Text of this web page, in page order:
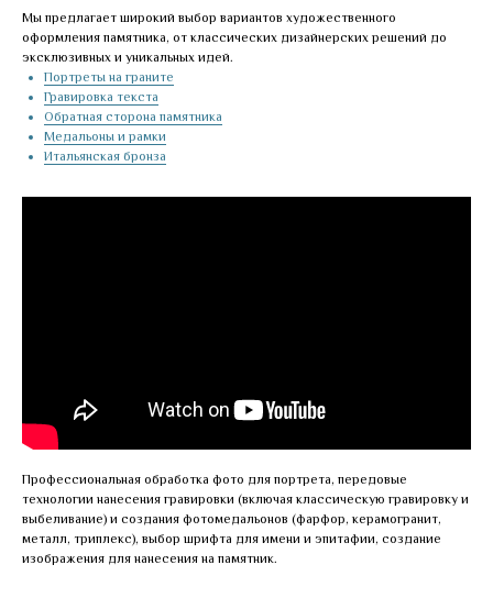
Мы предлагает широкий выбор вариантов художественного
оформления памятника, от классических дизайнерских решений до
эксклюзивных и уникальных идей.
Портреты на граните
Гравировка текста
Обратная сторона памятника
Медальоны и рамки
Итальянская бронза
Профессиональная обработка фото для портрета, передовые
технологии нанесения гравировки (включая классическую гравировку и
выбеливание) и создания фотомедальонов (фарфор, керамогранит,
металл, триплекс), выбор шрифта для имени и эпитафии, создание
изображения для нанесения на памятник.